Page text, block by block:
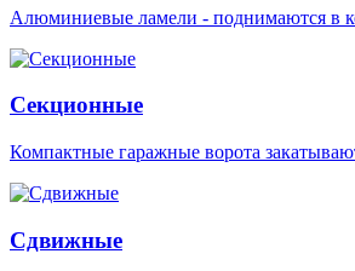
Алюминиевые ламели - поднимаются в
Секционные
Компактные гаражные ворота
Сдвижные